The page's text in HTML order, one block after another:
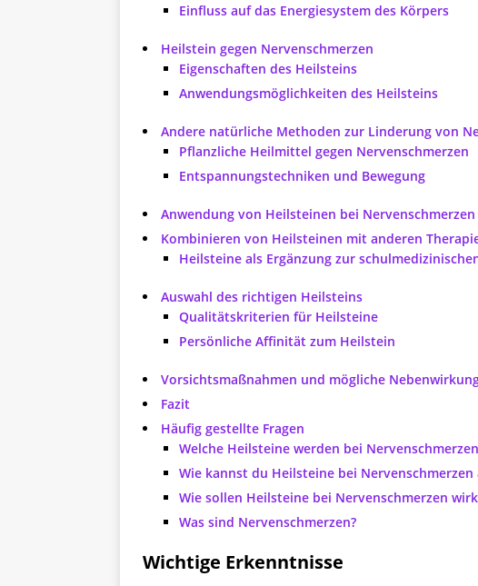
Einfluss auf das Energiesystem des Körpers
Heilstein gegen Nervenschmerzen
Eigenschaften des Heilsteins
Anwendungsmöglichkeiten des Heilsteins
Andere natürliche Methoden zur Linderung von
Pflanzliche Heilmittel gegen Nervenschmerzen
Entspannungstechniken und Bewegung
Anwendung von Heilsteinen bei Nervenschmerzen
Kombinieren von Heilsteinen mit anderen
Heilsteine als Ergänzung zur
Auswahl des richtigen Heilsteins
Qualitätskriterien für Heilsteine
Persönliche Affinität zum Heilstein
Vorsichtsmaßnahmen und mögliche
Fazit
Häufig gestellte Fragen
Welche Heilsteine werden bei
Wie kannst du Heilsteine bei Nervenschmerzen
Wie sollen Heilsteine bei Nervenschmerzen
Was sind Nervenschmerzen?
Wichtige Erkenntnisse